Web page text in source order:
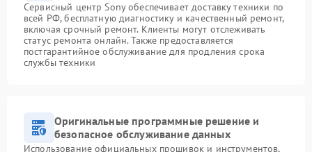
Сервисный центр Sony обеспечивает доставку техники по
всей РФ, бесплатную диагностику и качественный ремонт,
включая срочный ремонт. Клиенты могут отслеживать
статус ремонта онлайн. Также предоставляется
постгарантийное обслуживание для продления срока
службы техники
Оригинальные программные решение и
безопасное обслуживание данных
Использование официальных прошивок и инструментов,